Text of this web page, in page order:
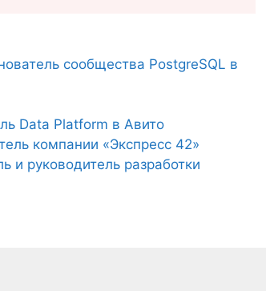
сообщества PostgreSQL в
Data Platform в Авито
компании «Экспресс 42»
и руководитель разработки